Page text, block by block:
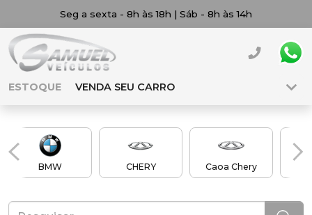
Seg a sexta - 8h às 18h | Sáb - 8h às 14h
ESTOQUE VENDA SEU CARRO
BMW CHERY Caoa Chery